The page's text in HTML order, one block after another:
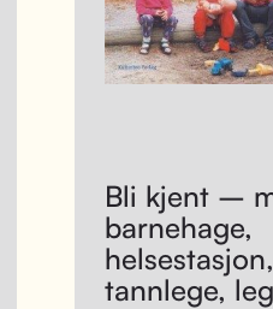
Bli kjent –
barnehage,
helsestasjon,
tannlege,